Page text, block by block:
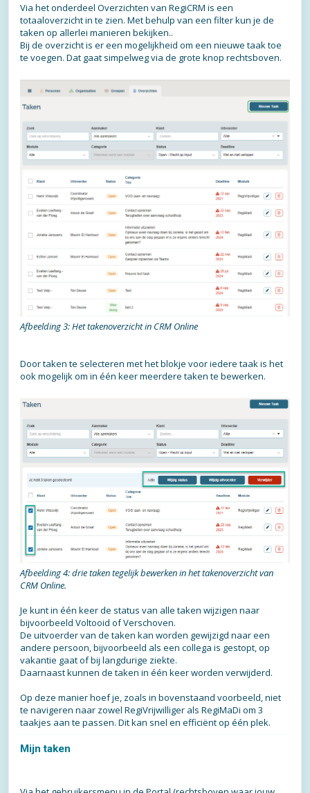
Via het onderdeel Overzichten van RegiCRM is een
totaaloverzicht in te zien. Met behulp van een filter kun je de
taken op allerlei manieren bekijken..
Bij de overzicht is er een mogelijkheid om een nieuwe taak toe
te voegen. Dat gaat simpelweg via de grote knop rechtsboven.
Afbeelding 3: Het takenoverzicht in CRM Online
Door taken te selecteren met het blokje voor iedere taak is het
ook mogelijk om in één keer meerdere taken te bewerken.
Afbeelding 4: drie taken tegelijk bewerken in het takenoverzicht van
CRM Online.
Je kunt in één keer de status van alle taken wijzigen naar
bijvoorbeeld Voltooid of Verschoven.
De uitvoerder van de taken kan worden gewijzigd naar een
andere persoon, bijvoorbeeld als een collega is gestopt, op
vakantie gaat of bij langdurige ziekte.
Daarnaast kunnen de taken in één keer worden verwijderd.
Op deze manier hoef je, zoals in bovenstaand voorbeeld, niet
te navigeren naar zowel RegiVrijwilliger als RegiMaDi om 3
taakjes aan te passen. Dit kan snel en efficiënt op één plek.
Mijn taken